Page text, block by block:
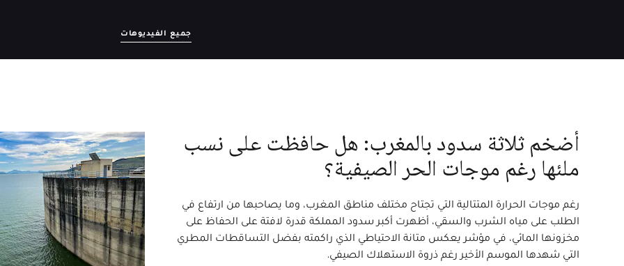
جميع الفيديوهات
أضخم ثلاثة سدود بالمغرب: هل حافظت على نسب
ملئها رغم موجات الحر الصيفية؟
رغم موجات الحرارة المتتالية التي تجتاح مختلف مناطق المغرب، وما يصاحبها من ارتفاع في
الطلب على مياه الشرب والسقي، أظهرت أكبر سدود المملكة قدرة لافتة على الحفاظ على
مخزونها المائي، في مؤشر يعكس متانة الاحتياطي الذي راكمته بفضل التساقطات المطري
التي شهدها الموسم الأخير رغم ذروة الاستهلاك الصيفي.